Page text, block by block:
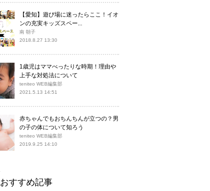
【愛知】遊び場に迷ったらここ！イオ
ンの充実キッズスペー...
南 朝子
2018.8.27 13:30
1歳児はママべったりな時期！理由や
上手な対処法について
teniteo WEB編集部
2021.5.13 14:51
赤ちゃんでもおちんちんが立つの？男
の子の体について知ろう
teniteo WEB編集部
2019.9.25 14:10
おすすめ記事